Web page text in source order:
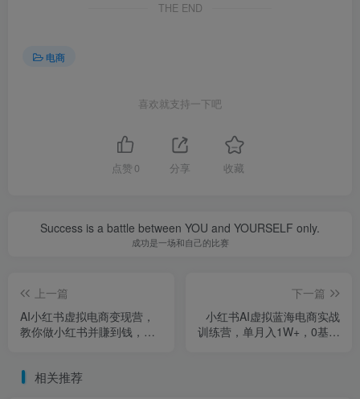
THE END
电商
喜欢就支持一下吧
点赞 0 分享 收藏
Success is a battle between YOU and YOURSELF only.
成功是一场和自己的比赛
上一篇
AI小红书虚拟电商变现营，
教你做小红书并賺到钱，虚
下一篇
小红书AI虚拟蓝海电商实战
训练营，单月入1W+，0基础
相关推荐